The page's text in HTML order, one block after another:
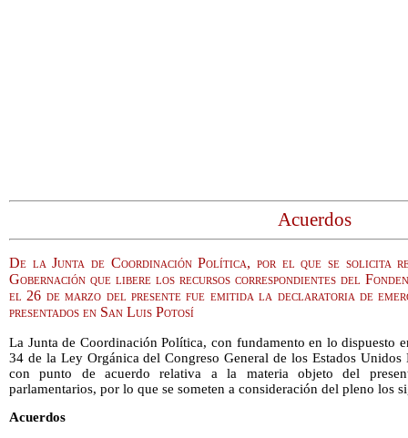
Acuerdos
De la Junta de Coordinación Política, por el que se solicita
Gobernación que libere los recursos correspondientes del
el 26 de marzo del presente fue emitida la declaratoria de
presentados en San Luis Potosí
La Junta de Coordinación Política, con fundamento en lo dispuesto
34 de la Ley Orgánica del Congreso General de los Estados
con punto de acuerdo relativa a la materia objeto del
parlamentarios, por lo que se someten a consideración del pleno los
Acuerdos